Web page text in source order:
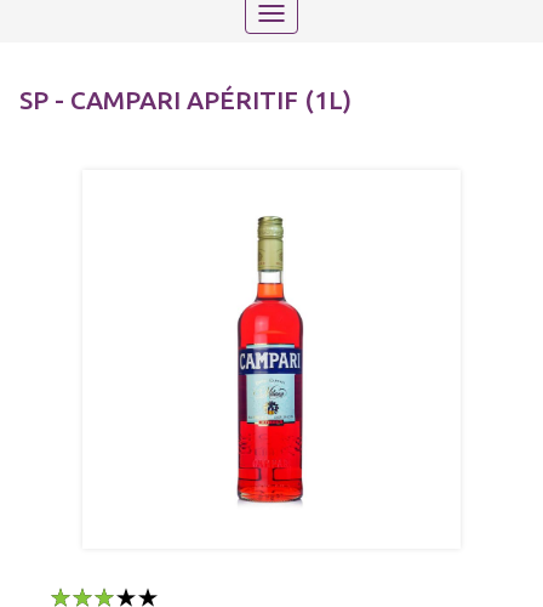
Toggle
navigation
SP - CAMPARI APÉRITIF (1L)